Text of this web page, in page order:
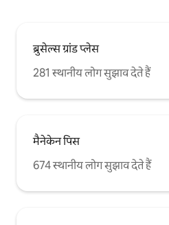
ब्रुसेल्स ग्रांड प्लेस
281 स्थानीय लोग सुझाव देते हैं
मैनेकेन पिस
674 स्थानीय लोग सुझाव देते हैं